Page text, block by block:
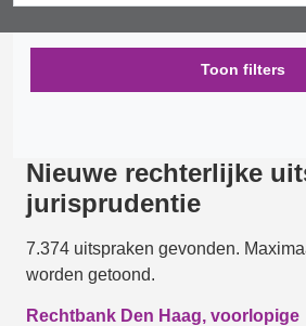
Toon filters
Nieuwe rechterlijke
jurisprudentie
7.374 uitspraken gevonden.
worden getoond.
Rechtbank Den Haag, voorlopige